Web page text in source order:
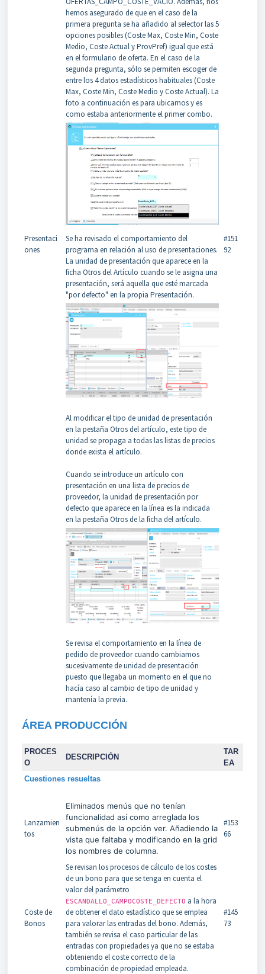
hemos asegurado de que en el caso de la
primera pregunta se ha añadido al selector las 5
opciones posibles (Coste Max, Coste Min, Coste
Medio, Coste Actual y ProvPref) igual que está
en el formulario de oferta. En el caso de la
segunda pregunta, sólo se permiten escoger de
entre los 4 datos estadísticos habituales (Coste
Max, Coste Min, Coste Medio y Coste Actual). La
foto a continuación es para ubicarnos y es
como estaba anteriormente el primer combo.
Presentaci
ones
Se ha revisado el comportamiento del
programa en relación al uso de presentaciones.
La unidad de presentación que aparece en la
ficha Otros del Artículo cuando se le asigna una
presentación, será aquella que esté marcada
"por defecto" en la propia Presentación.
Al modificar el tipo de unidad de presentación
en la pestaña Otros del artículo, este tipo de
unidad se propaga a todas las listas de precios
donde exista el artículo.
Cuando se introduce un artículo con
presentación en una lista de precios de
proveedor, la unidad de presentación por
defecto que aparece en la línea es la indicada
en la pestaña Otros de la ficha del artículo.
Se revisa el comportamiento en la línea de
pedido de proveedor cuando cambiamos
sucesivamente de unidad de presentación
puesto que llegaba un momento en el que no
hacía caso al cambio de tipo de unidad y
mantenía la previa.
#151
92
ÁREA PRODUCCIÓN
PROCES
O
DESCRIPCIÓN
TAR
EA
Cuestiones resueltas
Lanzamien
tos
Eliminados menús que no tenían
funcionalidad así como arreglada los
submenús de la opción ver. Añadiendo la
vista que faltaba y modificando en la grid
los nombres de columna.
#153
66
Coste de
Bonos
Se revisan los procesos de cálculo de los costes
de un bono para que se tenga en cuenta el
valor del parámetro
ESCANDALLO_CAMPOCOSTE_DEFECTO a la hora
de obtener el dato estadístico que se emplea
para valorar las entradas del bono. Además,
también se revisa el caso particular de las
entradas con propiedades ya que no se estaba
obteniendo el coste correcto de la
combinación de propiedad empleada.
#145
73